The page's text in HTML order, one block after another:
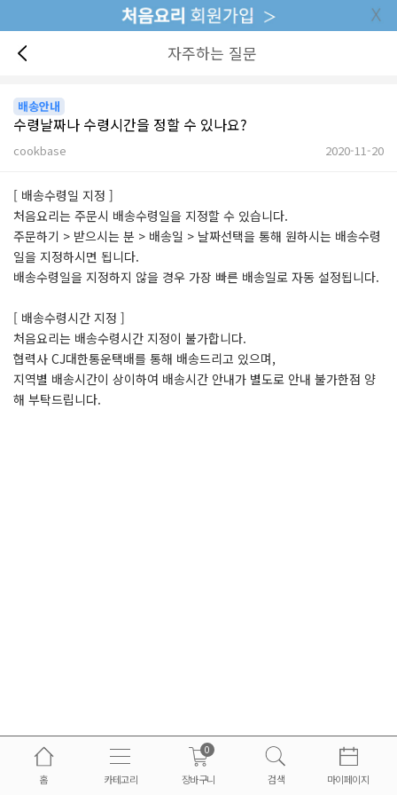
자주하는 질문
배송안내
수령날짜나 수령시간을 정할 수 있나요?
cookbase 2020-11-20
본문
[ 배송수령일 지정 ]
처음요리는 주문시 배송수령일을 지정할 수 있습니다.
주문하기 > 받으시는 분 > 배송일 > 날짜선택을 통해 원하시는 배송수령
일을 지정하시면 됩니다.
배송수령일을 지정하지 않을 경우 가장 빠른 배송일로 자동 설정됩니다.
[ 배송수령시간 지정 ]
처음요리는 배송수령시간 지정이 불가합니다.
협력사 CJ대한통운택배를 통해 배송드리고 있으며,
지역별 배송시간이 상이하여 배송시간 안내가 별도로 안내 불가한점 양
해 부탁드립니다.
홈 카테고리 장바구니
0
검색 마이페이지